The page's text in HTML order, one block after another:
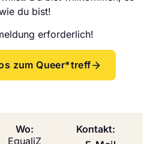
du bist!
erforderlich!
zum Queer*treff
Wo:
EqualiZ
Kontakt: